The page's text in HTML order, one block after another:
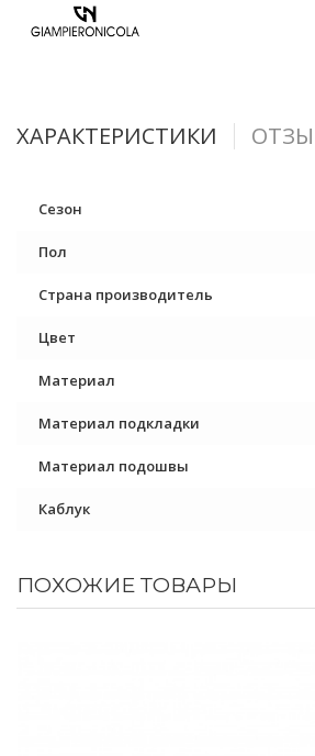
ХАРАКТЕРИСТИКИ
Сезон
Пол
Страна производитель
Цвет
Материал
Материал подкладки
Материал подошвы
Каблук
ПОХОЖИЕ ТОВАРЫ